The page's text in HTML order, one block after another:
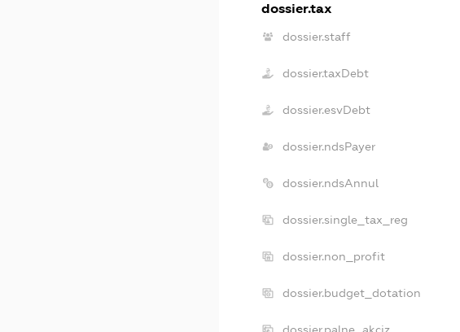
dossier.tax
dossier.staff
dossier.taxDebt
dossier.esvDebt
dossier.ndsPayer
dossier.ndsAnnul
dossier.single_tax_reg
dossier.non_profit
dossier.budget_dotation
dossier.palne_akciz